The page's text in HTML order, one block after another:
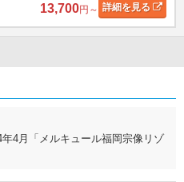
13,700円～ 詳細を見る
4月「メルキュール福岡宗像リゾ